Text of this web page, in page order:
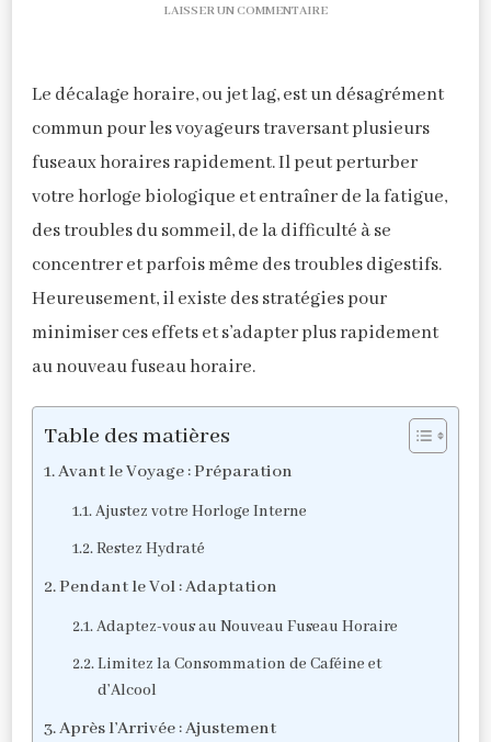
LAISSER UN COMMENTAIRESUR
HORAIRE
:
POUR
UN
SEREIN
Le décalage horaire, ou jet lag, est un désagrément
commun pour les voyageurs traversant plusieurs
fuseaux horaires rapidement. Il peut perturber
votre horloge biologique et entraîner de la fatigue,
des troubles du sommeil, de la difficulté à se
concentrer et parfois même des troubles digestifs.
Heureusement, il existe des stratégies pour
minimiser ces effets et s’adapter plus rapidement
au nouveau fuseau horaire.
Table des matières
Avant le Voyage : Préparation
Ajustez votre Horloge Interne
Restez Hydraté
Pendant le Vol : Adaptation
Adaptez-vous au Nouveau Fuseau Horaire
Limitez la Consommation de Caféine et
d’Alcool
Après l’Arrivée : Ajustement